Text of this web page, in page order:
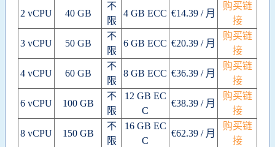
2 vCPU 40 GB
不
限
4 GB ECC €14.39 / 月
购买链
接
3 vCPU 50 GB
不
限
6 GB ECC €20.39 / 月
购买链
接
4 vCPU 60 GB
不
限
8 GB ECC €36.39 / 月
购买链
接
6 vCPU 100 GB
不
限
12 GB EC
C
€38.39 / 月
购买链
接
8 vCPU 150 GB
不
限
16 GB EC
C
€62.39 / 月
购买链
接